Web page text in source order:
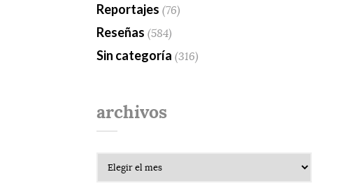
Reportajes (76)
Reseñas (584)
Sin categoría (316)
archivos